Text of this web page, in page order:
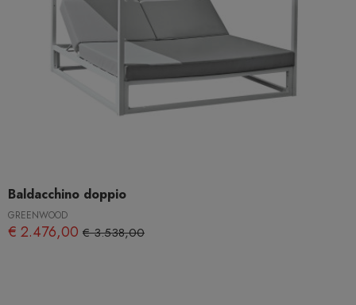
Baldacchino doppio
GREENWOOD
€ 2.476,00 € 3.538,00